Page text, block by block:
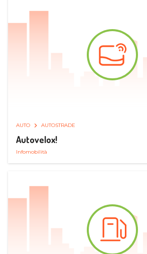
AUTO AUTOSTRADE
Autovelox!
Infomobilità